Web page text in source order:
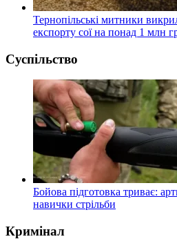
Тернопільські митники
експорту сої на понад 1 млн
Суспільство
Бойова підготовка триває:
навички стрільби
Кримінал